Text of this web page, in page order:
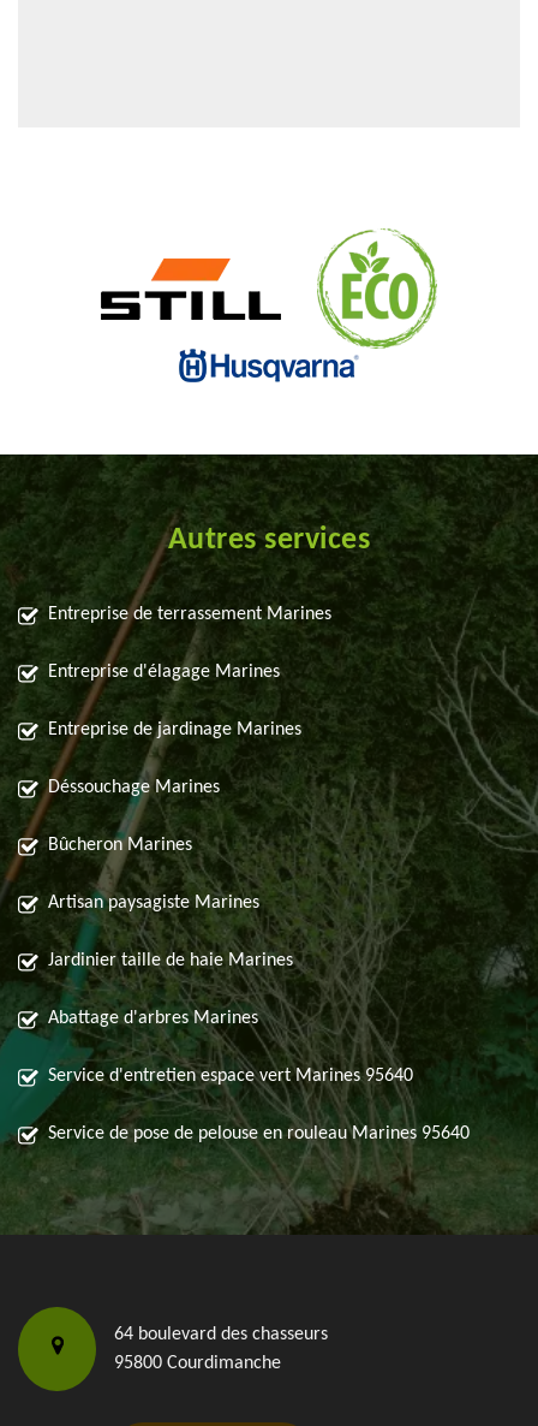
Autres services
Entreprise de terrassement Marines
Entreprise d'élagage Marines
Entreprise de jardinage Marines
Déssouchage Marines
Bûcheron Marines
Artisan paysagiste Marines
Jardinier taille de haie Marines
Abattage d'arbres Marines
Service d'entretien espace vert Marines 95640
Service de pose de pelouse en rouleau Marines 95640
64 boulevard des chasseurs
95800 Courdimanche